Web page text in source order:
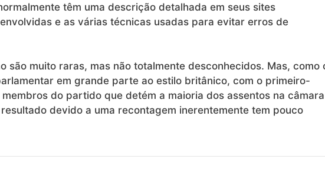
têm uma descrição detalhada em seus sites
e as várias técnicas usadas para evitar erros de
são muito raras, mas não totalmente desconhecidos. Mas, como
em grande parte ao estilo britânico, com o primeiro-
do partido que detém a maioria dos assentos na câmara
devido a uma recontagem inerentemente tem pouco